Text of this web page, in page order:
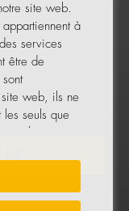
site web.
appartiennent à
services
être de
site web, ils ne
les seuls que